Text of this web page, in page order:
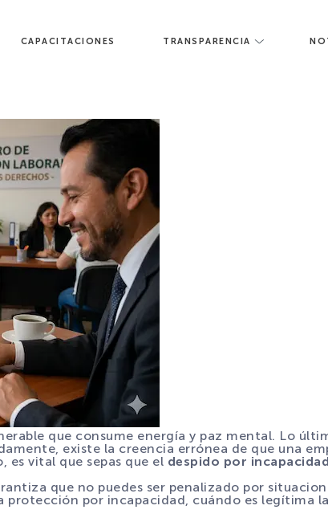
CAPACITACIONES TRANSPARENCIA
médica LFT
que consume energía y paz mental. Lo
existe la creencia errónea de que una
es vital que sepas que el despido por
que no puedes ser penalizado por
por incapacidad, cuándo es legítima